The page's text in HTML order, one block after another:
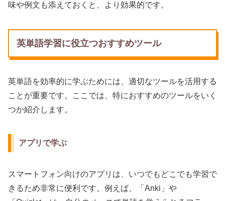
味や例文も添えておくと、より効果的です。
英単語学習に役立つおすすめツール
英単語を効率的に学ぶためには、適切なツールを活用する
ことが重要です。ここでは、特におすすめのツールをいく
つか紹介します。
アプリで学ぶ
スマートフォン向けのアプリは、いつでもどこでも学習で
きるため非常に便利です。例えば、「Anki」や